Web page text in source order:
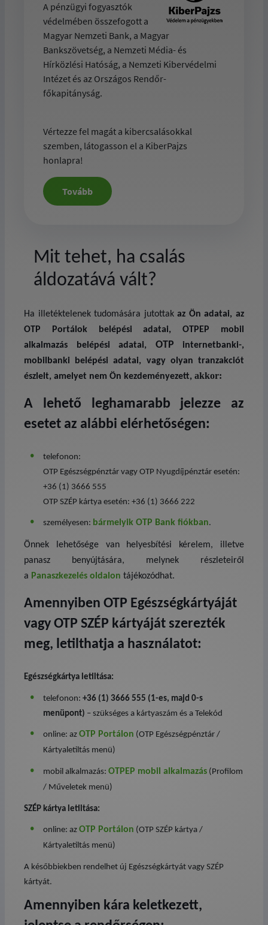
A pénzügyi fogyasztók
védelmében összefogott a
Magyar Nemzeti Bank, a Magyar
Bankszövetség, a Nemzeti Média- és
Hírközlési Hatóság, a Nemzeti Kibervédelmi
Intézet és az Országos Rendőr-
főkapitányság.
Vértezze fel magát a kibercsalásokkal
szemben, látogasson el a KiberPajzs
honlapra!
Tovább
Mit tehet, ha csalás
áldozatává vált?
Ha illetéktelenek tudomására jutottakaz Ön adatai, az
OTP Portálok belépési adatai, OTPEP mobil
alkalmazás belépési adatai,
OTP internetbanki-,
mobilbanki belépési adatai, vagy olyan tranzakciót
észlelt, amelyet nem Ön kezdeményezett, akkor:
A lehető leghamarabb jelezze az
esetet az alábbi elérhetőségen:
telefonon:
OTP Egészségpénztár vagy OTP Nyugdíjpénztár esetén:
+36 (1) 3666 555
OTP SZÉP kártya esetén: +36 (1) 3666 222
személyesen: bármelyik OTP Bank fiókban.
Önnek lehetősége van helyesbítési kérelem, illetve
panasz benyújtására, melynek részleteiről
a Panaszkezelés oldalon tájékozódhat.
Amennyiben OTP Egészségkártyáját
vagy OTP SZÉP kártyáját szerezték
meg, letilthatja a használatot:
Egészségkártya letiltása:
telefonon: +36 (1) 3666 555 (1-es, majd 0-s
menüpont) – szükséges a kártyaszám és a Telekód
online: az OTP Portálon (OTP Egészségpénztár /
Kártyaletiltás menü)
mobil alkalmazás: OTPEP mobil alkalmazás (Profilom
/ Műveletek menü)
SZÉP kártya letiltása:
online: az OTP Portálon (OTP SZÉP kártya /
Kártyaletiltás menü)
A későbbiekben rendelhet új Egészségkártyát vagy SZÉP
kártyát.
Amennyiben kára keletkezett,